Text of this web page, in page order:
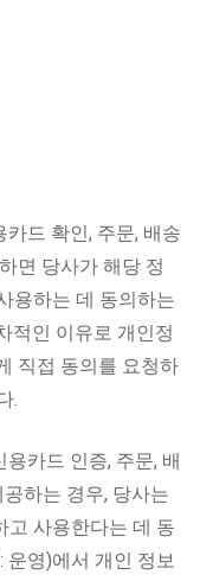
드 확인, 주문, 배송
면 당사가 해당 정
용하는 데 동의하는
적인 이유로 개인정
직접 동의를 요청하
.
카드 인증, 주문, 배
하는 경우, 당사는
고 사용한다는 데 동
운영)에서 개인 정보